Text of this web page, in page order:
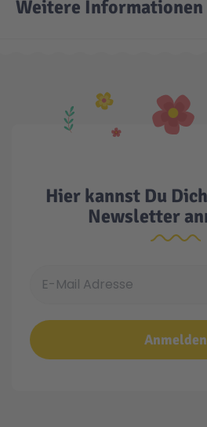
Weitere Informationen
Hier kannst Du
Newsletter
Anmelden